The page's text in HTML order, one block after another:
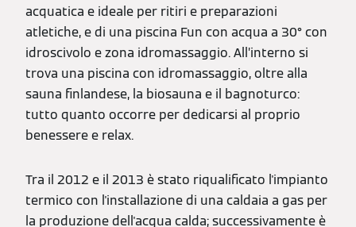
acquatica e ideale per ritiri e preparazioni
atletiche, e di una piscina Fun con acqua a 30° con
idroscivolo e zona idromassaggio. All’interno si
trova una piscina con idromassaggio, oltre alla
sauna finlandese, la biosauna e il bagnoturco:
tutto quanto occorre per dedicarsi al proprio
benessere e relax.
Tra il 2012 e il 2013 è stato riqualificato l'impianto
termico con l'installazione di una caldaia a gas per
la produzione dell'acqua calda; successivamente è